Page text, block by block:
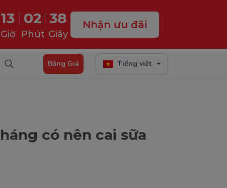
13
Giờ
02
Phút
37
Giây
Nhận ưu đãi
Bảng Giá Tiếng việt
có nên cai sữa